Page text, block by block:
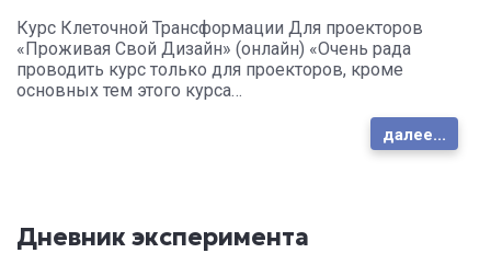
Курс Клеточной Трансформации Для проекторов
«Проживая Свой Дизайн» (онлайн) «Очень рада
проводить курс только для проекторов, кроме
основных тем этого курса…
далее...
Дневник эксперимента